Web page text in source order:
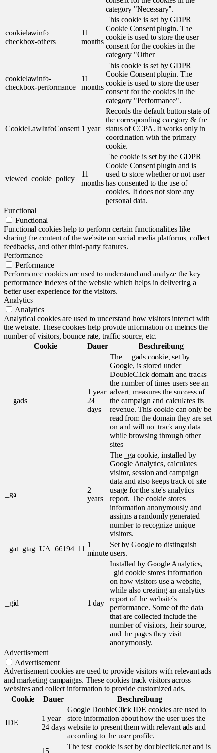
category "Necessary".
cookielawinfo-
checkbox-others
11
months
This cookie is set by GDPR
Cookie Consent plugin. The
cookie is used to store the user
consent for the cookies in the
category "Other.
cookielawinfo-
checkbox-performance
11
months
This cookie is set by GDPR
Cookie Consent plugin. The
cookie is used to store the user
consent for the cookies in the
category "Performance".
CookieLawInfoConsent 1 year
Records the default button state of
the corresponding category & the
status of CCPA. It works only in
coordination with the primary
cookie.
viewed_cookie_policy
11
months
The cookie is set by the GDPR
Cookie Consent plugin and is
used to store whether or not user
has consented to the use of
cookies. It does not store any
personal data.
Functional
Functional
Functional cookies help to perform certain functionalities like
sharing the content of the website on social media platforms, collect
feedbacks, and other third-party features.
Performance
Performance
Performance cookies are used to understand and analyze the key
performance indexes of the website which helps in delivering a
better user experience for the visitors.
Analytics
Analytics
Analytical cookies are used to understand how visitors interact with
the website. These cookies help provide information on metrics the
number of visitors, bounce rate, traffic source, etc.
Cookie
Dauer Beschreibung
__gads
1 year
24
days
The __gads cookie, set by
Google, is stored under
DoubleClick domain and tracks
the number of times users see an
advert, measures the success of
the campaign and calculates its
revenue. This cookie can only be
read from the domain they are set
on and will not track any data
while browsing through other
sites.
_ga
2
years
The _ga cookie, installed by
Google Analytics, calculates
visitor, session and campaign
data and also keeps track of site
usage for the site's analytics
report. The cookie stores
information anonymously and
assigns a randomly generated
number to recognize unique
visitors.
_gat_gtag_UA_66194_11
1
minute
Set by Google to distinguish
users.
_gid 1 day
Installed by Google Analytics,
_gid cookie stores information
on how visitors use a website,
while also creating an analytics
report of the website's
performance. Some of the data
that are collected include the
number of visitors, their source,
and the pages they visit
anonymously.
Advertisement
Advertisement
Advertisement cookies are used to provide visitors with relevant ads
and marketing campaigns. These cookies track visitors across
websites and collect information to provide customized ads.
Cookie
Dauer Beschreibung
IDE
1 year
24 days
Google DoubleClick IDE cookies are used to
store information about how the user uses the
website to present them with relevant ads and
according to the user profile.
15
The test_cookie is set by doubleclick.net and is